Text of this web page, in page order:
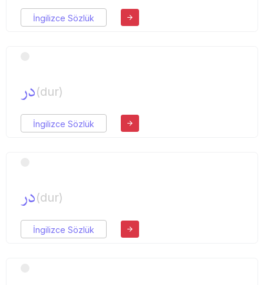
İngilizce Sözlük
در(dur)
İngilizce Sözlük
در(dur)
İngilizce Sözlük